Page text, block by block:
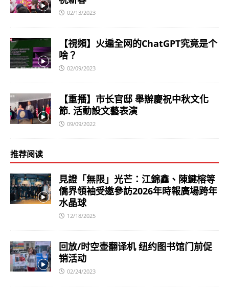
02/13/2023
【視頻】火遍全网的ChatGPT究竟是个
啥？
02/09/2023
【重播】市长官邸 舉辦慶祝中秋文化
節. 活動設文藝表演
09/09/2022
推荐阅读
見證「無限」光芒：江錦鑫、陳鍵榕等
僑界領袖受邀參訪2026年時報廣場跨年
水晶球
12/18/2025
回放/时空壶翻译机 纽约图书馆门前促
销活动
02/24/2023